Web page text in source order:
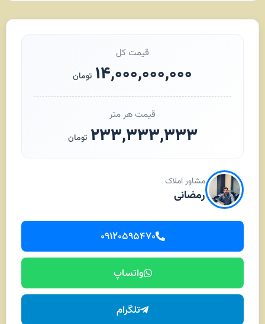
قیمت کل
۱۴,۰۰۰,۰۰۰,۰۰۰ تومان
قیمت هر متر
۲۳۳,۳۳۳,۳۳۳ تومان
مشاور املاک
رمضانی
۰۹۱۲۰۵۹۵۴۷۰
واتساپ
تلگرام